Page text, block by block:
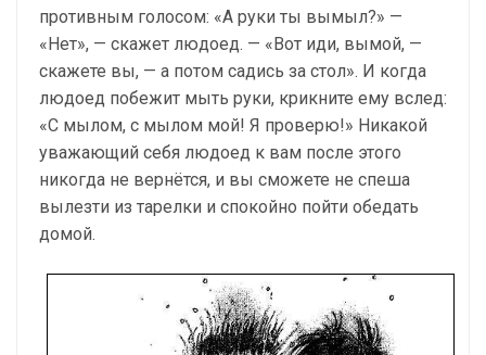
противным голосом: «А руки ты вымыл?» —
«Нет», — скажет людоед. — «Вот иди, вымой, —
скажете вы, — а потом садись за стол». И когда
людоед побежит мыть руки, крикните ему вслед:
«С мылом, с мылом мой! Я проверю!» Никакой
уважающий себя людоед к вам после этого
никогда не вернётся, и вы сможете не спеша
вылезти из тарелки и спокойно пойти обедать
домой.